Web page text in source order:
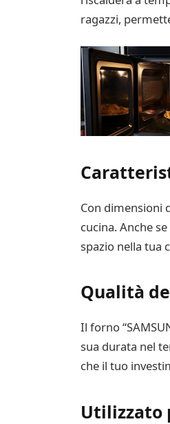
ragazzi,
Con dimensioni
cucina. Anche
spazio nella tua
Qualità
Il forno
sua durata nel
che il tuo
Utilizzato